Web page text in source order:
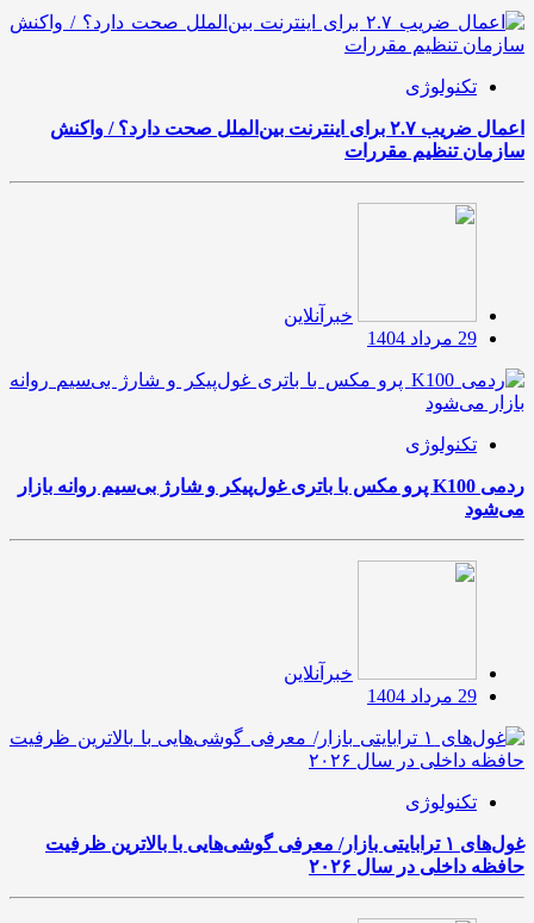
تکنولوژی
اعمال ضریب ۲.۷ برای اینترنت بین‌الملل صحت دارد؟ / واکنش
سازمان تنظیم مقررات
خبرآنلاین
29 مرداد 1404
تکنولوژی
ردمی K100 پرو مکس با باتری غول‌پیکر و شارژ بی‌سیم روانه بازار
می‌شود
خبرآنلاین
29 مرداد 1404
تکنولوژی
غول‌های ۱ ترابایتی بازار/ معرفی گوشی‌هایی با بالاترین ظرفیت
حافظه داخلی در سال ۲۰۲۶